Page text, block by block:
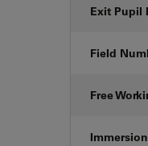
Exit Pupil
Field
Free
Immersion